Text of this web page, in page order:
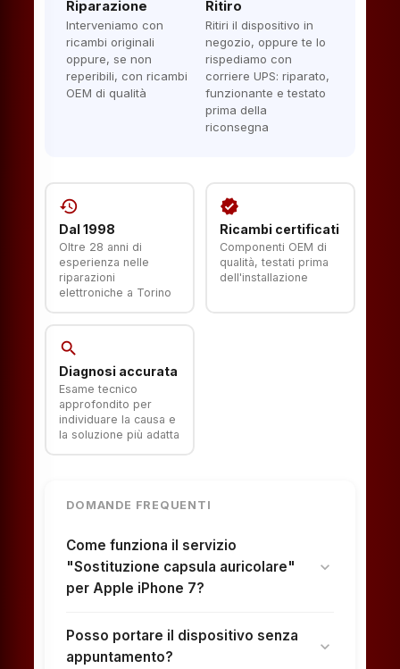
Riparazione
Interveniamo con
ricambi originali
oppure, se non
reperibili, con ricambi
OEM di qualità
Ritiro
Ritiri il dispositivo in
negozio, oppure te lo
rispediamo con
corriere UPS: riparato,
funzionante e testato
prima della
riconsegna
history
Dal 1998
Oltre 28 anni di
esperienza nelle
riparazioni
elettroniche a Torino
verified
Ricambi certificati
Componenti OEM di
qualità, testati prima
dell'installazione
search
Diagnosi accurata
Esame tecnico
approfondito per
individuare la causa e
la soluzione più adatta
DOMANDE FREQUENTI
Come funziona il servizio
"Sostituzione capsula auricolare"
per Apple iPhone 7?
expand_more
Posso portare il dispositivo senza
appuntamento?
expand_more